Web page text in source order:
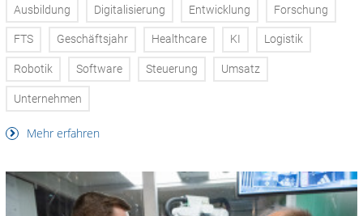
Ausbildung Digitalisierung Entwicklung Forschung
FTS Geschäftsjahr Healthcare KI Logistik
Robotik Software Steuerung Umsatz
Unternehmen
Mehr erfahren